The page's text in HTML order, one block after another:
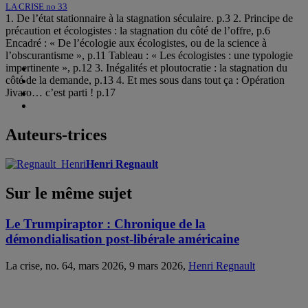
LA CRISE no 33
1. De l’état stationnaire à la stagnation séculaire. p.3 2. Principe de
précaution et écologistes : la stagnation du côté de l’offre, p.6
Encadré : « De l’écologie aux écologistes, ou de la science à
l’obscurantisme », p.11 Tableau : « Les écologistes : une typologie
impertinente », p.12 3. Inégalités et ploutocratie : la stagnation du
côté de la demande, p.13 4. Et mes sous dans tout ça : Opération
Jivaro… c’est parti ! p.17
Auteurs-trices
Henri Regnault
Sur le même sujet
Le Trumpiraptor : Chronique de la
démondialisation post-libérale américaine
La crise, no. 64, mars 2026, 9 mars 2026, Henri Regnault